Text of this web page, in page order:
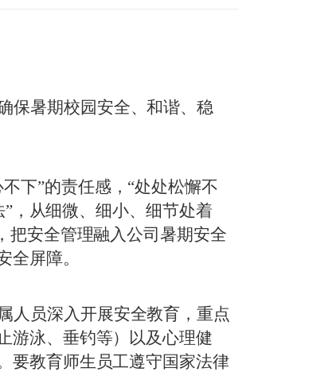
保暑期校园安全、和谐、稳
不下”的责任感，“处处松懈不
，从细微、细小、细节处着
把安全管理融入公司暑期安全
屏障。
人员深入开展安全教育，重点
游泳、垂钓等）以及心理健
要教育师生员工遵守国家法律